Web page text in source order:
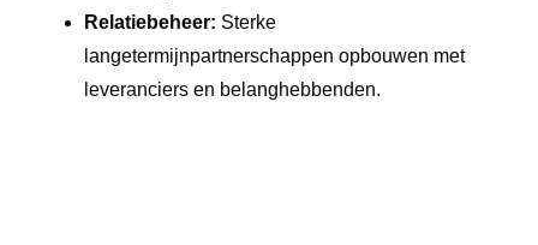
Relatiebeheer: Sterke
langetermijnpartnerschappen opbouwen met
leveranciers en belanghebbenden.